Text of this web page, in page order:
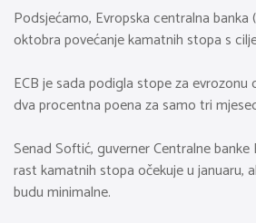
Podsjećamo, Evropska centralna banka
oktobra povećanje kamatnih stopa s
ECB je sada podigla stope za evrozonu
dva procentna poena za samo tri
Senad Softić, guverner Centralne
rast kamatnih stopa očekuje u januaru,
budu minimalne.